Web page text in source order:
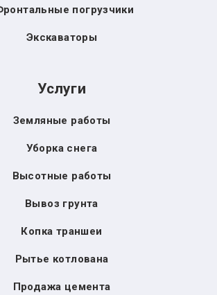
погрузчики
Экскаваторы
Услуги
Земляные работы
Уборка снега
Высотные работы
Вывоз грунта
Копка траншеи
Рытье котлована
Продажа цемента